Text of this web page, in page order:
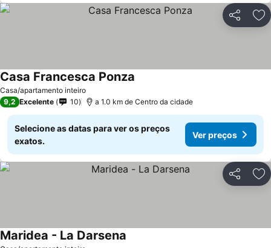
Partilhar
Casa/apartamento inteiro
Casa Francesca Ponza
9,2 Excelente 10 a 1.0 km de Centro da cidade
Selecione as datas para ver os preços
exatos.
Ver preços
Partilhar
Maridea - La Darsena